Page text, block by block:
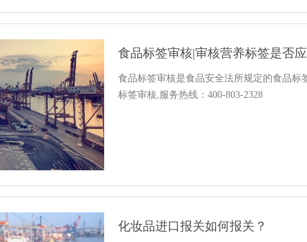
食品标签审核|审核营养标签是否
食品标签审核是食品安全法所规定的食品标
标签审核,服务热线：400-803-2328
化妆品进口报关如何报关？